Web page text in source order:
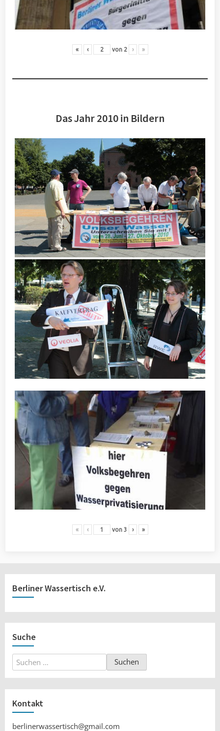
« ‹ von 2 › »
Das Jahr 2010 in Bildern
« ‹ von 3 › »
Berliner Wassertisch e.V.
Suche
Suchen
nach:
Kontakt
berlinerwassertisch@gmail.com